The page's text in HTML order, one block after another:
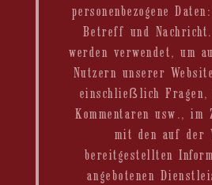
personenbezogene
Betreff und
werden verwendet, um
Nutzern unserer
einschließlich Fragen,
Kommentaren usw., im
mit den auf der
bereitgestellten
angebotenen